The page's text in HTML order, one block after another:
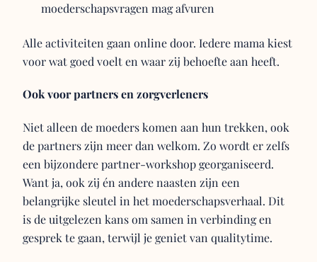
moederschapsvragen mag afvuren
Alle activiteiten gaan online door. Iedere mama kiest
voor wat goed voelt en waar zij behoefte aan heeft.
Ook voor partners en zorgverleners
Niet alleen de moeders komen aan hun trekken, ook
de partners zijn meer dan welkom. Zo wordt er zelfs
een bijzondere partner-workshop georganiseerd.
Want ja, ook zij én andere naasten zijn een
belangrijke sleutel in het moederschapsverhaal. Dit
is de uitgelezen kans om samen in verbinding en
gesprek te gaan, terwijl je geniet van qualitytime.